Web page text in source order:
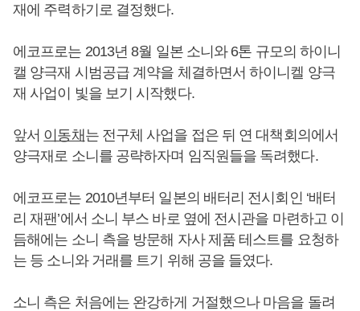
재에 주력하기로 결정했다.
에코프로는 2013년 8월 일본 소니와 6톤 규모의 하이니
캘 양극재 시범공급 계약을 체결하면서 하이니켈 양극
재 사업이 빛을 보기 시작했다.
앞서 이동채는 전구체 사업을 접은 뒤 연 대책회의에서
양극재로 소니를 공략하자며 임직원들을 독려했다.
에코프로는 2010년부터 일본의 배터리 전시회인 ‘배터
리 재팬’에서 소니 부스 바로 옆에 전시관을 마련하고 이
듬해에는 소니 측을 방문해 자사 제품 테스트를 요청하
는 등 소니와 거래를 트기 위해 공을 들였다.
소니 측은 처음에는 완강하게 거절했으나 마음을 돌려